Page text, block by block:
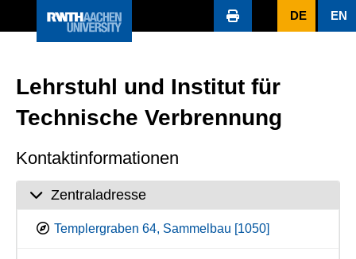
DE EN
Lehrstuhl und Institut für
Technische Verbrennung
Kontaktinformationen
Zentraladresse
Templergraben 64, Sammelbau [1050]